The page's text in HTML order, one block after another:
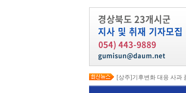
[상주]기후변화 대응 사과
[봉화]‘K-베트남 밸리 특